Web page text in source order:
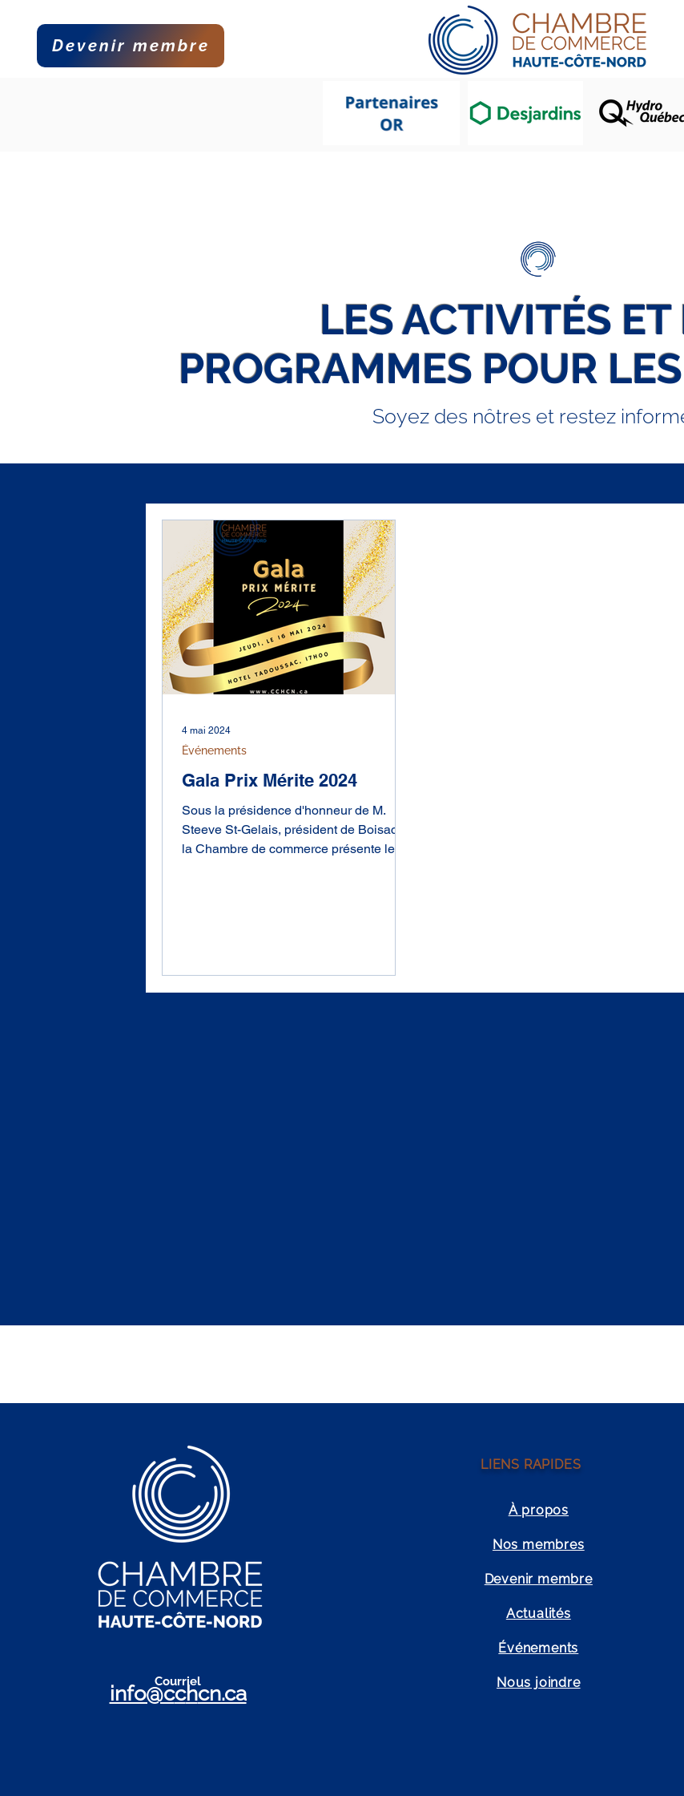
Devenir membre
LES ACTIVITÉS ET
PROGRAMMES POUR
Soyez des nôtres et restez
Gala Prix Mérite 2024
Sous la présidence d'honneur de M.
Steeve St-Gelais, président de Boisaco,
la Chambre de commerce présente le
Événements
4 mai 2024
Courriel
info@cchcn.ca
LIENS RAPIDES
À propos
Nos membres
Devenir membre
Actualités
Événements
Nous joindre